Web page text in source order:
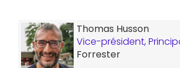
Thomas Husson
Vice-président,
Forrester